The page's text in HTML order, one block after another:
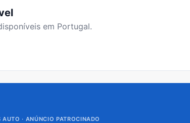
em Portugal.
AUTO · ANÚNCIO PATROCINADO